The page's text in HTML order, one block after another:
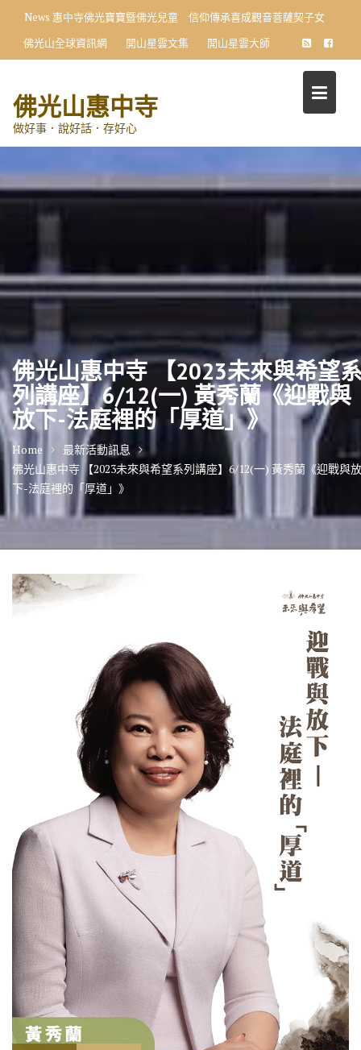
content
News 惠中寺佛光寶寶暨佛光兒童 信仰傳承喜成觀音菩薩契子女
佛光山全球資訊網
開山星雲文集 開山星雲大師
佛光山惠中寺
做好事．說好話．存好心
佛光山惠中寺 【2023未來與希望
列講座】6/12(一) 黃秀蘭《迎戰與
放下-法庭裡的「厚道」》
Home
最新活動訊息
佛光山惠中寺 【2023未來與希望系列講座】6/12(一) 黃秀蘭《迎戰與放
下-法庭裡的「厚道」》